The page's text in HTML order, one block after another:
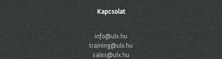
Kapcsolat
info@ulx.hu
training@ulx.hu
sales@ulx.hu